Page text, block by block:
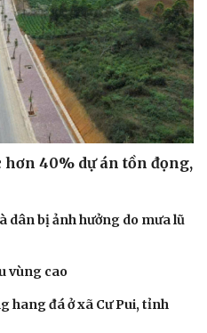
hơn 40% dự án tồn đọng,
dân bị ảnh hưởng do mưa lũ
vùng cao
hang đá ở xã Cư Pui, tỉnh